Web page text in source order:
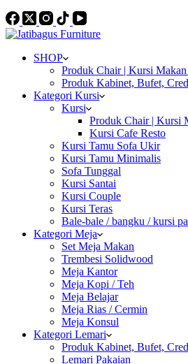
SHOP
Produk Chair | Kursi Makan
Produk Kabinet, Bufet,
Kategori Kursi
Kursi
Produk Chair | Kursi
Kursi Cafe Resto
Kursi Tamu Sofa Ukir
Kursi Tamu Minimalis
Sofa Tunggal
Kursi Santai
Kursi Couple
Kursi Teras
Bale-bale / bangku / kursi
Kategori Meja
Set Meja Makan
Trembesi Solidwood
Meja Kantor
Meja Kopi / Teh
Meja Belajar
Meja Rias / Cermin
Meja Konsul
Kategori Lemari
Produk Kabinet, Bufet,
Lemari Pakaian